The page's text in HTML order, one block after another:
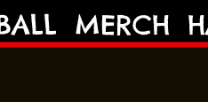
MERCH